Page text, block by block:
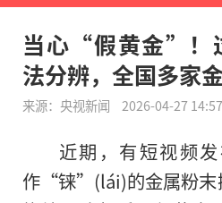
当心“假黄金”！
法分辨，全国多家
来源： 央视新闻 2026-04-27
近期，有短视频
作“铼”(lái)的金属粉末